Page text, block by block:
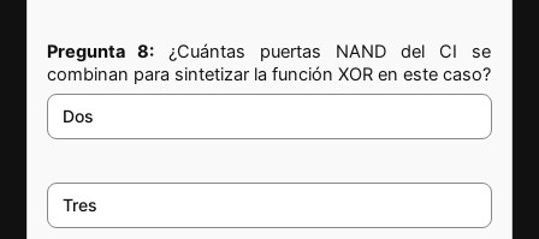
Pregunta 8: ¿Cuántas puertas NAND del CI se
combinan para sintetizar la función XOR en este caso?
Dos
Tres